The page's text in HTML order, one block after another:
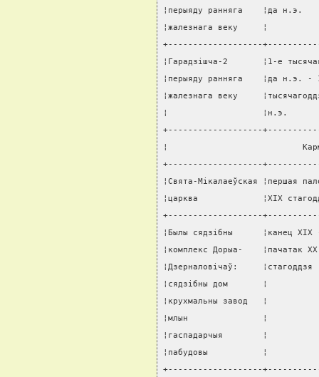
¦перыяду ранняга    ¦да
¦жалезнага веку     ¦
+-------------------
¦Гарадзiшча-2       ¦1-е
¦перыяду ранняга    ¦да н.э.
¦жалезнага веку
¦                   ¦н.э.
+-------------------
¦
+-------------------
¦Свята-Мiкалаеўская
¦царква             ¦XIX
+-------------------
¦Былы сядзiбны      ¦канец
¦комплекс Дорыа-
¦Дзерналовiчаў:
¦сядзiбны дом       ¦
¦крухмальны завод   ¦
¦млын               ¦
¦гаспадарчыя        ¦
¦пабудовы           ¦
+-------------------